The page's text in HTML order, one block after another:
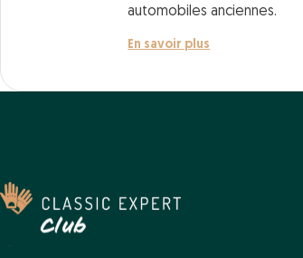
automobiles anciennes.
En savoir plus